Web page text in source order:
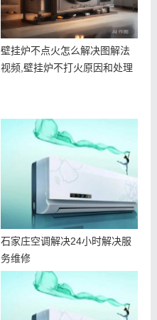
壁挂炉不点火怎么解决图解法
视频,壁挂炉不打火原因和处理
石家庄空调解决24小时解决服
务维修